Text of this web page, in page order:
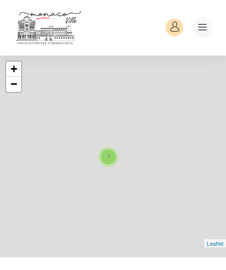
7
+
−
Leaflet